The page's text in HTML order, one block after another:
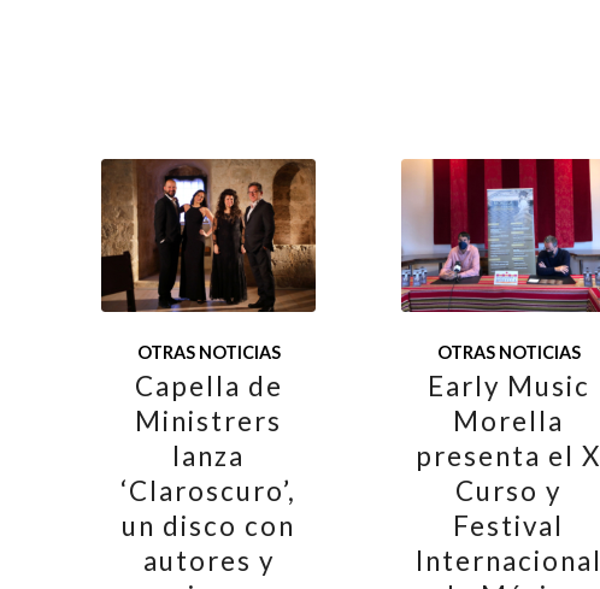
OTRAS NOTICIAS
Capella de
Ministrers
lanza
‘Claroscuro’,
un disco con
autores y
OTRAS NOTICIAS
Early Music
Morella
presenta el X
Curso y
Festival
Internacional